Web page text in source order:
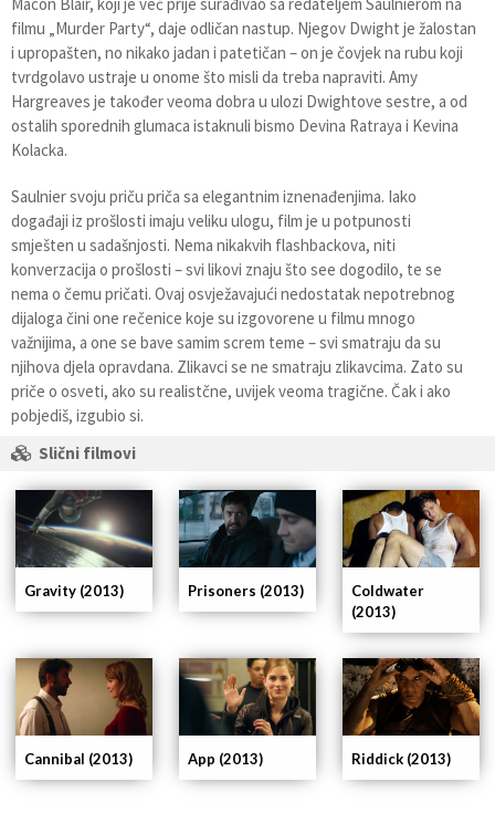
filmu „Murder Party“, daje odličan nastup. Njegov Dwight je žalostan
i upropašten, no nikako jadan i patetičan – on je čovjek na rubu koji
tvrdgolavo ustraje u onome što misli da treba napraviti. Amy
Hargreaves je također veoma dobra u ulozi Dwightove sestre, a od
ostalih sporednih glumaca istaknuli bismo Devina Ratraya i Kevina
Kolacka.
Saulnier svoju priču priča sa elegantnim iznenađenjima. Iako
događaji iz prošlosti imaju veliku ulogu, film je u potpunosti
smješten u sadašnjosti. Nema nikakvih flashbackova, niti
konverzacija o prošlosti – svi likovi znaju što see dogodilo, te se
nema o čemu pričati. Ovaj osvježavajući nedostatak nepotrebnog
dijaloga čini one rečenice koje su izgovorene u filmu mnogo
važnijima, a one se bave samim screm teme – svi smatraju da su
njihova djela opravdana. Zlikavci se ne smatraju zlikavcima. Zato su
priče o osveti, ako su realistčne, uvijek veoma tragične. Čak i ako
pobjediš, izgubio si.
Slični filmovi
Riddick (2013)
App (2013)
Cannibal (2013)
Coldwater
(2013)
Prisoners (2013)
Gravity (2013)